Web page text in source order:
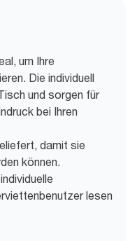
um Ihre
Die individuell
und sorgen für
bei Ihren
damit sie
können.
lesen